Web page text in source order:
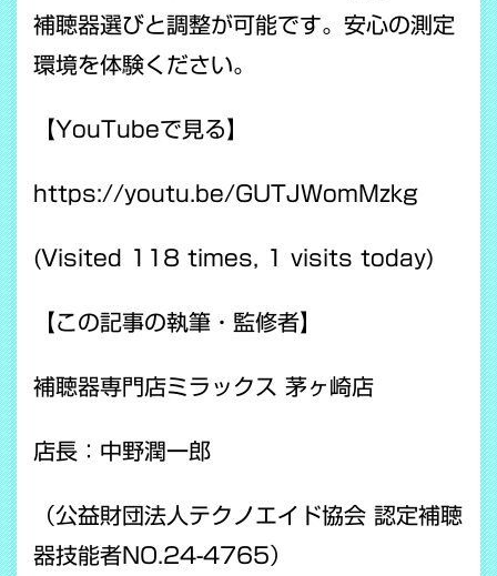
補聴器選びと調整が可能です。安心の測定
環境を体験ください。
【YouTubeで見る】
https://youtu.be/GUTJWomMzkg
(Visited 118 times, 1 visits today)
【この記事の執筆・監修者】
補聴器専門店ミラックス 茅ヶ崎店
店長：中野潤一郎
（公益財団法人テクノエイド協会 認定補聴
器技能者NO.24-4765）